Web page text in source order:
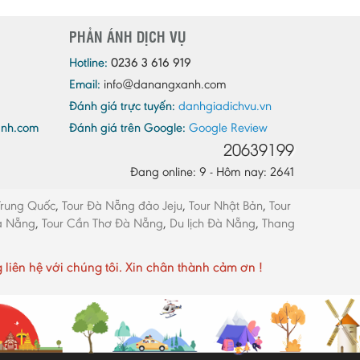
Quảng Trị
Sóc Trăng
Sơn La
Tây Ninh
Thái Bình
Thanh Hóa
Trà Vinh
Vĩnh Long
Vĩnh Phúc
PHẢN ÁNH DỊCH VỤ
Hotline: 0236 3 616 919
Email: info@danangxanh.com
Đánh giá trực tuyến: danhgiadichvu.vn
Đánh giá trên Google: Google Review
20639199
Đang online: 9 - Hôm nay: 2641
Quốc, Tour Đà Nẵng đảo Jeju, Tour Nhật Bản, Tour
Nẵng, Tour Cần Thơ Đà Nẵng, Du lịch Đà Nẵng, Thang
hệ với chúng tôi. Xin chân thành cảm ơn !